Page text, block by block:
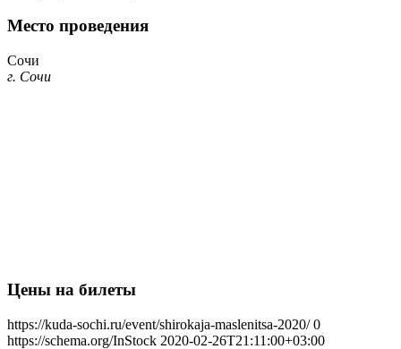
Место проведения
Сочи
г. Сочи
Цены на билеты
https://kuda-sochi.ru/event/shirokaja-maslenitsa-2020/ 0
https://schema.org/InStock 2020-02-26T21:11:00+03:00